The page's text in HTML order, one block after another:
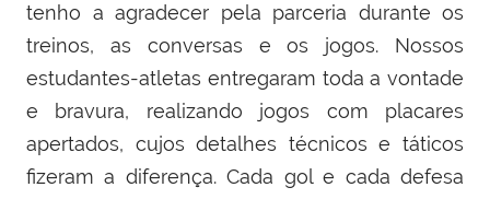
tenho a agradecer pela parceria durante os
treinos, as conversas e os jogos. Nossos
estudantes-atletas entregaram toda a vontade
e bravura, realizando jogos com placares
apertados, cujos detalhes técnicos e táticos
fizeram a diferença. Cada gol e cada defesa